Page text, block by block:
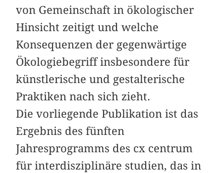
von Gemeinschaft in ökologischer
Hinsicht zeitigt und welche
Konsequenzen der gegenwärtige
Ökologiebegriff insbesondere für
künstlerische und ­gestalterische
Praktiken nach sich zieht.
Die vorliegende Publikation ist das
Ergebnis des fünften
Jahresprogramms des cx centrum
für interdisziplinäre studien, das in